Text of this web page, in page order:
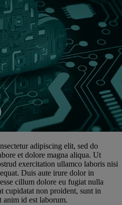
adipiscing elit, sed do
et dolore magna aliqua. Ut
exercitation ullamco laboris nisi
Duis aute irure dolor in
cillum dolore eu fugiat nulla
cupidatat non proident, sunt in
id est laborum.